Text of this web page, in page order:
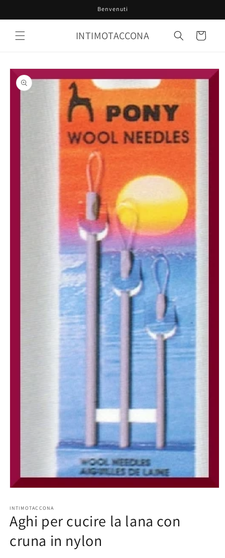
ai contenuti
Benvenuti
INTIMOTACCONA Carrello
Passa alle
informazioni
sul prodotto
multimediali
in
finestra
INTIMOTACCONA
Aghi per cucire la lana con
cruna in nylon